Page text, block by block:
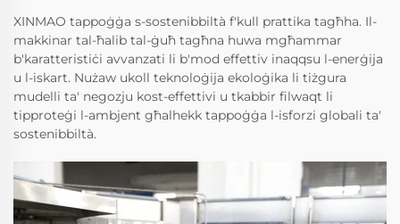
XINMAO tappoġġa s-sostenibbiltà f'kull prattika tagħha. Il-
makkinar tal-ħalib tal-ġuħ tagħna huwa mgħammar
b'karatteristiċi avvanzati li b'mod effettiv inaqqsu l-enerġija
u l-iskart. Nużaw ukoll teknoloġija ekoloġika li tiżgura
mudelli ta' negozju kost-effettivi u tkabbir filwaqt li
tipproteġi l-ambjent għalhekk tappoġġa l-isforzi globali ta'
sostenibbiltà.